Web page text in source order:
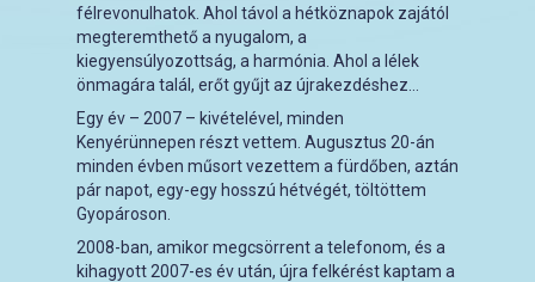
félrevonulhatok. Ahol távol a hétköznapok zajától
megteremthető a nyugalom, a
kiegyensúlyozottság, a harmónia. Ahol a lélek
önmagára talál, erőt gyűjt az újrakezdéshez…
Egy év – 2007 – kivételével, minden
Kenyérünnepen részt vettem. Augusztus 20-án
minden évben műsort vezettem a fürdőben, aztán
pár napot, egy-egy hosszú hétvégét, töltöttem
Gyopároson.
2008-ban, amikor megcsörrent a telefonom, és a
kihagyott 2007-es év után, újra felkérést kaptam a